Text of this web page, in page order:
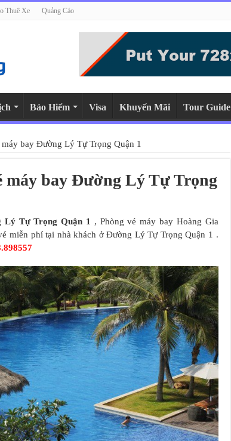
Thuê Xe Quảng Cáo
Bảo Hiểm Visa Khuyến Mãi Tour Guide
bay Đường Lý Tự Trọng Quận 1
máy bay Đường Lý Tự Trọng
Lý Tự Trọng Quận 1
, Phòng vé máy bay Hoàng Gia
miễn phí tại nhà khách ở Đường Lý Tự Trọng Quận 1 .